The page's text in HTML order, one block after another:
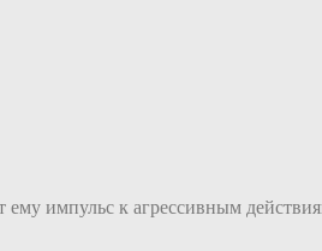
ему импульс к агрессивным